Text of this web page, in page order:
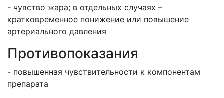
- чувство жара; в отдельных случаях –
кратковременное понижение или повышение
артериального давления
Противопоказания
- повышенная чувствительности к компонентам
препарата